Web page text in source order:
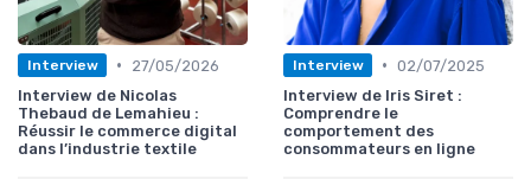
Interview •
27/05/2026
Interview de Nicolas
Thebaud de Lemahieu :
Réussir le commerce digital
dans l’industrie textile
Interview • 02/07/2025
Interview de Iris Siret :
Comprendre le
comportement des
consommateurs en ligne